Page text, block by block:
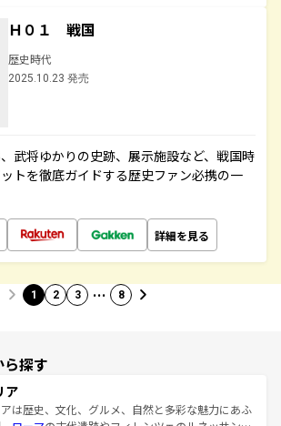
Ｈ０１ 戦国
歴史時代
2025.10.23 発売
武将ゆかりの史跡、展示施設など、戦国時
トを徹底ガイドする歴史ファン必携の一
詳細を見る
1 2 3 … 8
探す
ア
は歴史、文化、グルメ、自然と多彩な魅力にあふ